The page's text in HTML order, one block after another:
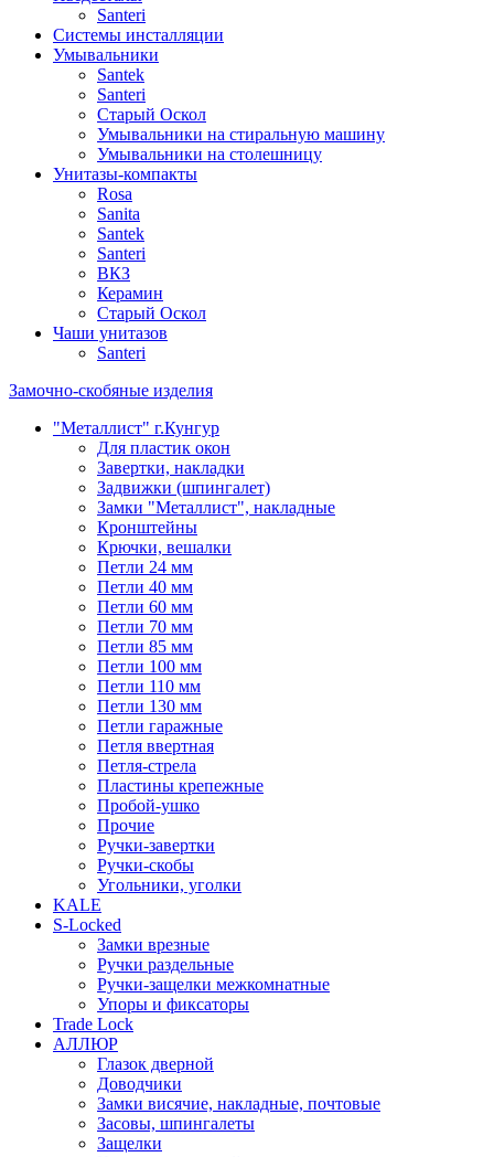
Santeri
Системы инсталляции
Умывальники
Santek
Santeri
Старый Оскол
Умывальники на стиральную машину
Умывальники на столешницу
Унитазы-компакты
Rosa
Sanita
Santek
Santeri
ВКЗ
Керамин
Старый Оскол
Чаши унитазов
Santeri
Замочно-скобяные изделия
"Металлист" г.Кунгур
Для пластик окон
Завертки, накладки
Задвижки (шпингалет)
Замки "Металлист", накладные
Кронштейны
Крючки, вешалки
Петли 24 мм
Петли 40 мм
Петли 60 мм
Петли 70 мм
Петли 85 мм
Петли 100 мм
Петли 110 мм
Петли 130 мм
Петли гаражные
Петля ввертная
Петля-стрела
Пластины крепежные
Пробой-ушко
Прочие
Ручки-завертки
Ручки-скобы
Угольники, уголки
KALE
S-Locked
Замки врезные
Ручки раздельные
Ручки-защелки межкомнатные
Упоры и фиксаторы
Trade Lock
АЛЛЮР
Глазок дверной
Доводчики
Замки висячие, накладные, почтовые
Засовы, шпингалеты
Защелки